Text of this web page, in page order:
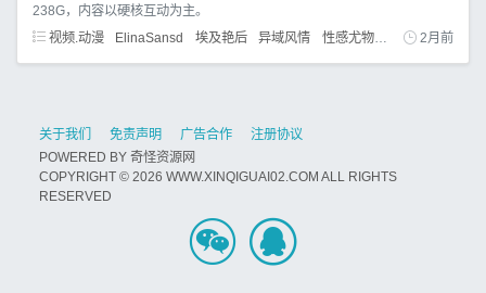
238G，内容以硬核互动为主。
视频.动漫
ElinaSansd 埃及艳后 异域风情 性感尤物 拉丁女神2月前
关于我们 免责声明 广告合作
注册协议
POWERED BY 奇怪资源网
COPYRIGHT © 2026 WWW.XINQIGUAI02.COM ALL RIGHTS
RESERVED